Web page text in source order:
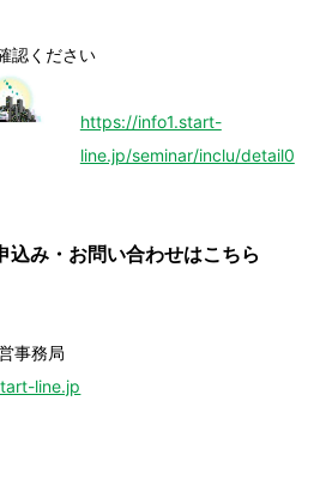
認ください
https://info1.start-
line.jp/seminar/inclu/detail0
込み・お問い合わせはこちら
事務局
line.jp